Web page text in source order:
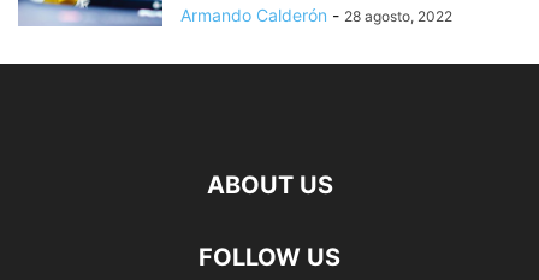
Armando Calderón - 28 agosto, 2022
ABOUT US
FOLLOW US